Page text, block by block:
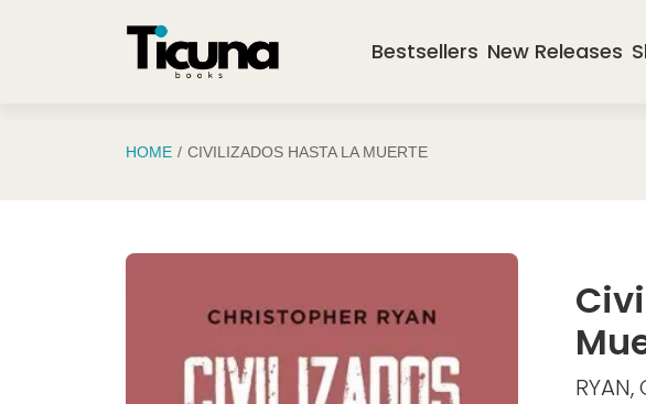
Bestsellers New Releases
HOME CIVILIZADOS HASTA LA MUERTE
RYAN,